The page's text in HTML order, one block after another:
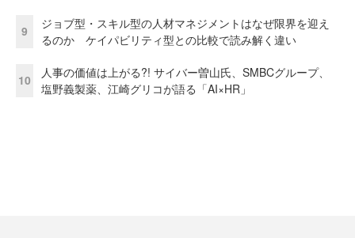
9
ジョブ型・スキル型の人材マネジメントはなぜ限界を迎え
るのか ケイパビリティ型との比較で読み解く違い
10
人事の価値は上がる?! サイバー曽山氏、SMBCグループ、
塩野義製薬、江崎グリコが語る「AI×HR」